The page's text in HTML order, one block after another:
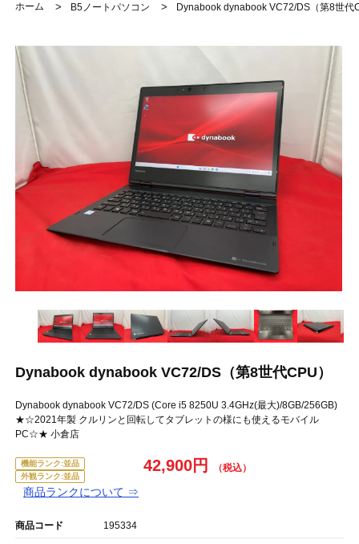
ホーム
> B5ノートパソコン > Dynabook dynabook VC72/DS（第8世代
Dynabook dynabook VC72/DS（第8世代CPU）
Dynabook dynabook VC72/DS (Core i5 8250U 3.4GHz(最大)/8GB/256GB)
★☆2021年製 クルリンと回転してタブレットの様にも使えるモバイル
PC☆★ 小倉店
機能ランク:並品
外観ランク:並品
商品ランクについて ⇒
42,900円
商品コード 195334